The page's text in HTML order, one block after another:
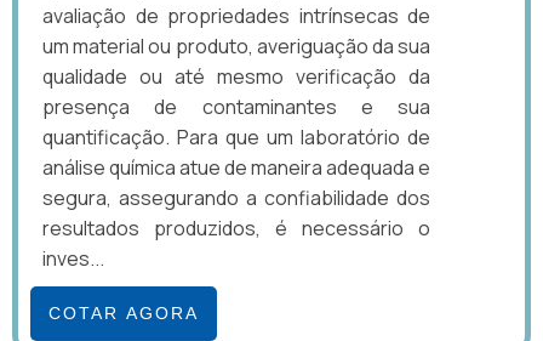
avaliação de propriedades intrínsecas de
um material ou produto, averiguação da sua
qualidade ou até mesmo verificação da
presença de contaminantes e sua
quantificação. Para que um laboratório de
análise química atue de maneira adequada e
segura, assegurando a confiabilidade dos
resultados produzidos, é necessário o
inves...
COTAR AGORA